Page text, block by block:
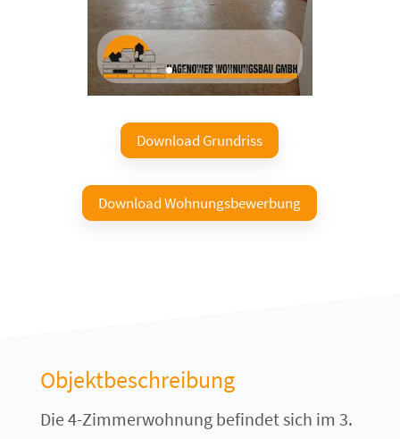
Download Grundriss
Download Wohnungsbewerbung
Objektbeschreibung
Die 4-Zimmerwohnung befindet sich im 3.